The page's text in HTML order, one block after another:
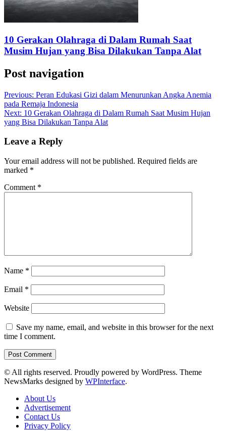
10 Gerakan Olahraga di Dalam Rumah Saat
Musim Hujan yang Bisa Dilakukan Tanpa Alat
Post navigation
Previous: Peran Edukasi Gizi dalam Menurunkan Angka Anemia
pada Remaja Indonesia
Next: 10 Gerakan Olahraga di Dalam Rumah Saat Musim Hujan
yang Bisa Dilakukan Tanpa Alat
Leave a Reply
Your email address will not be published. Required fields are
marked *
Comment *
Name *
Email *
Website
Save my name, email, and website in this browser for the next
time I comment.
© All rights reserved. Proudly powered by WordPress. Theme
NewsMarks designed by WPInterface.
About Us
Advertisement
Contact Us
Privacy Policy